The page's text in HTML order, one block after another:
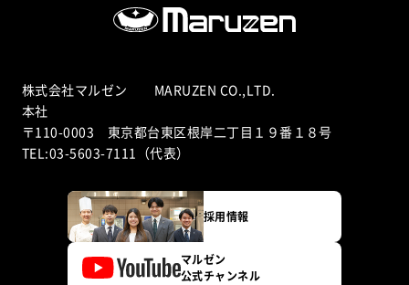
株式会社マルゼン MARUZEN CO.,LTD.
本社
〒110-0003 東京都台東区根岸二丁目１９番１８号
TEL:03-5603-7111（代表）
採用情報
マルゼン
公式チャンネル